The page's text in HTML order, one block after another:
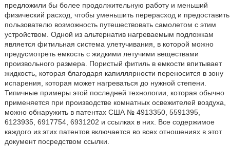
предложили бы более продолжительную работу и меньший
физический расход, чтобы уменьшить перерасход и предоставить
пользователю возможность путешествовать самолетом с этим
устройством. Одной из альтернатив нагреваемым подложкам
является фитильная система улетучивания, в которой можно
предусмотреть емкость с жидкими летучими веществами
произвольного размера. Пористый фитиль в емкости впитывает
жидкость, которая благодаря капиллярности переносится в зону
испарения, которая может нагреваться до нужной степени.
Типичные примеры этой последней технологии, которая обычно
применяется при производстве комнатных освежителей воздуха,
можно обнаружить в патентах США № 4913350, 5591395,
6123935, 6917754, 6931202 и ссылках в них. Все содержимое
каждого из этих патентов включается во всех отношениях в этот
документ посредством ссылки.